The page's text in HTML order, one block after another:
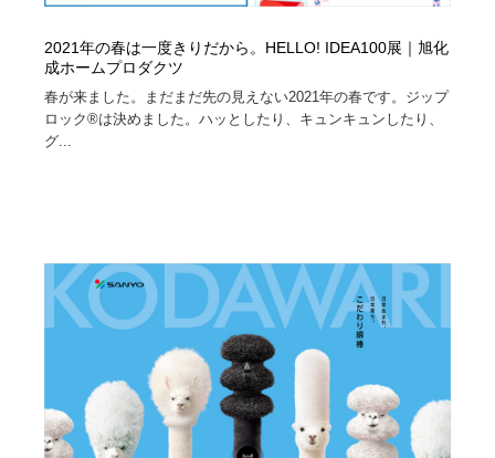
2021年の春は一度きりだから。HELLO! IDEA100展｜旭化
成ホームプロダクツ
春が来ました。まだまだ先の見えない2021年の春です。ジップ
ロック®は決めました。ハッとしたり、キュンキュンしたり、
グ...